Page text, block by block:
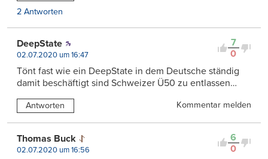
2 Antworten
7
0
DeepState
02.07.2020 um 16:47
Tönt fast wie ein DeepState in dem Deutsche ständig
damit beschäftigt sind Schweizer Ü50 zu entlassen…
Antworten Kommentar melden
6
0
Thomas Buck
02.07.2020 um 16:56